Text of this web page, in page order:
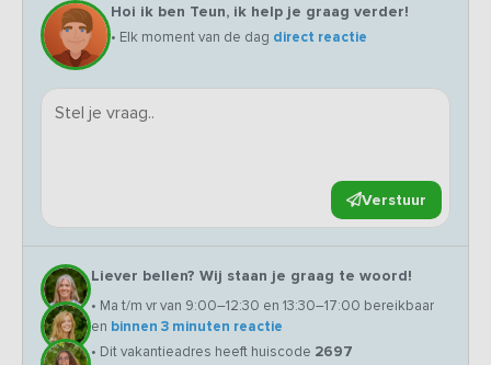
Hoi ik ben Teun, ik help je graag verder!
• Elk moment van de dag direct reactie
Verstuur
Liever bellen? Wij staan je graag te woord!
• Ma t/m vr van 9:00–12:30 en 13:30–17:00 bereikbaar
en binnen 3 minuten reactie
• Dit vakantieadres heeft huiscode 2697